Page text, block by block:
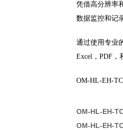
凭借高分辨率
数据监控和记
通过使用专业
Excel，PDF
OM-HL-EH-
OM-HL-EH-
OM-HL-EH-